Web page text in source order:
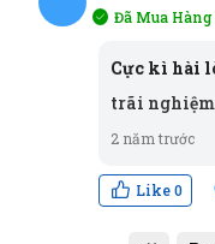
Đã Mua
Cực kì hài
trãi nghiệm
2 năm trước
Like0